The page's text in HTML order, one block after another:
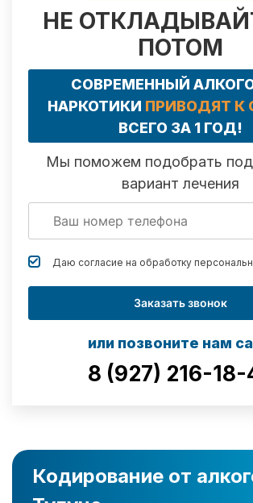
НЕ
ПОТОМ
СОВРЕМЕННЫЙ
НАРКОТИКИ ПРИВОДЯТ К
ВСЕГО ЗА 1 ГОД!
Мы поможем подобрать
вариант лечения
Даю согласие на обработку
Заказать звонок
или позвоните нам
8 (927) 216-18-
Кодирование от